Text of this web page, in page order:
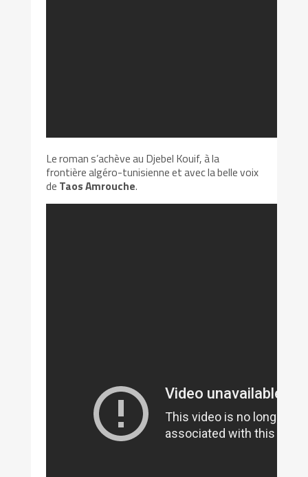
Le roman s’achève au Djebel Kouif, à la
frontière algéro-tunisienne et avec la belle voix
de Taos Amrouche.